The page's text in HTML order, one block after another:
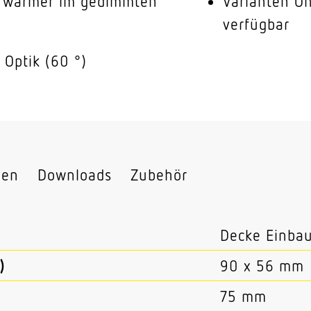
(60 °)
verfügbar
Downloads Zubehör
Decke Einbau
90 x 56 mm
75 mm